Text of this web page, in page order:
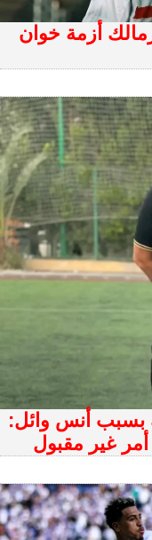
أزمة خوان
بسبب أنس وائل:
غير مقبول